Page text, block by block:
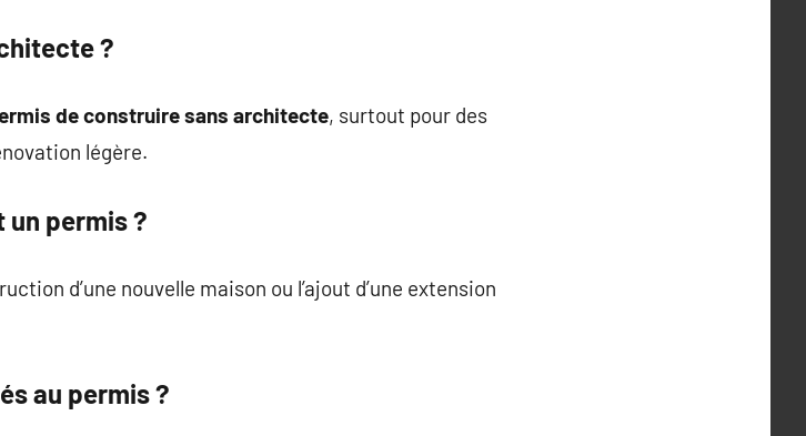
?
de construire sans architecte, surtout pour des
légère.
un permis ?
d’une nouvelle maison ou l’ajout d’une extension
au permis ?